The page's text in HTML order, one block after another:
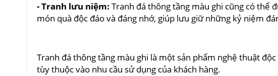
- Tranh lưu niệm: Tranh đá thông tầng màu ghi cũng có
món quà độc đáo và đáng nhớ, giúp lưu giữ những kỷ niệm
Tranh đá thông tầng màu ghi là một sản phẩm nghệ thuật
tùy thuộc vào nhu cầu sử dụng của khách hàng.